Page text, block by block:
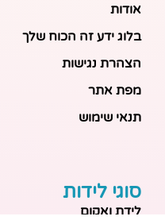
אודות
בלוג ידע זה הכוח שלך
הצהרת נגישות
מפת אתר
תנאי שימוש
סוגי לידות
לידת ואקום